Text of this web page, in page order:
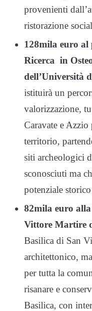
provenienti
ristorazione
128mila euro al
Ricerca in
dell’Università
istituirà un
valorizzazione,
Caravate e
territorio,
siti archeologici
sconosciuti ma
potenziale
82mila euro
Vittore Martire
Basilica di San
architettonico,
per tutta la
risanare e
Basilica, con